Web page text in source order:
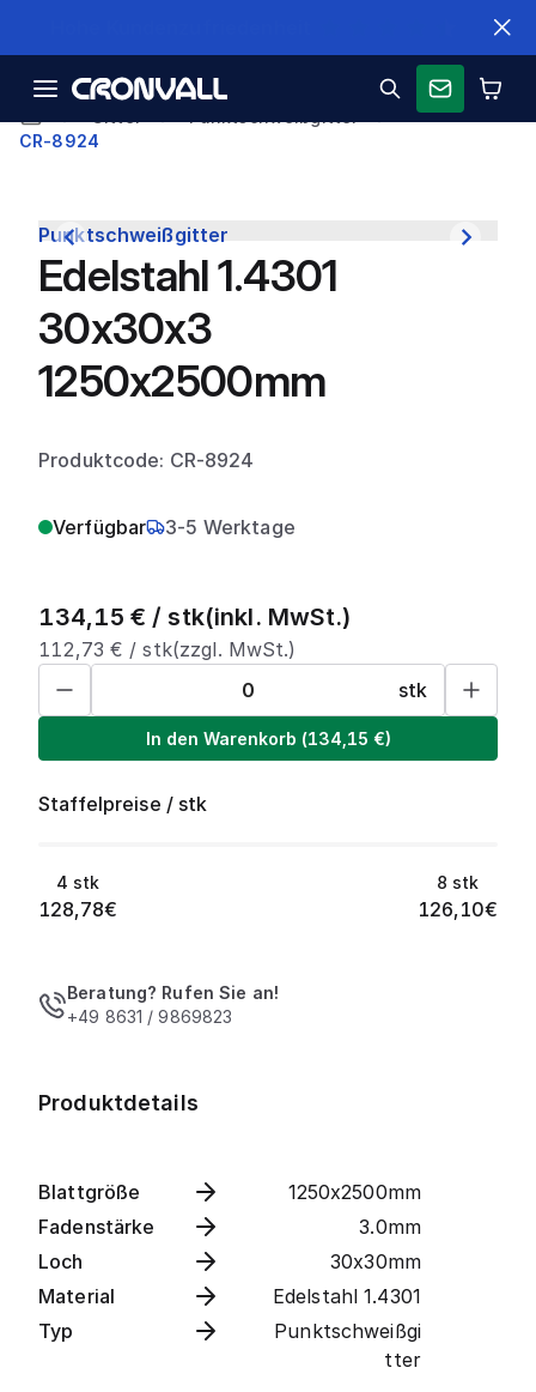
CR-8924
Punktschweißgitter
Edelstahl 1.4301
30x30x3
1250x2500mm
Produktcode: CR-8924
Verfügbar 3-5 Werktage
134,15 € / stk(inkl. MwSt.)
112,73 € /stk(zzgl. MwSt.)
stk
In den Warenkorb (134,15 €)
Staffelpreise / stk
4 stk
128,78€
8 stk
126,10€
Beratung? Rufen Sie an!
+49 8631 / 9869823
Produktdetails
Blattgröße
1250x2500mm
Fadenstärke
3.0mm
Loch
30x30mm
Material
Edelstahl 1.4301
Typ
Punktschweißgi
tter